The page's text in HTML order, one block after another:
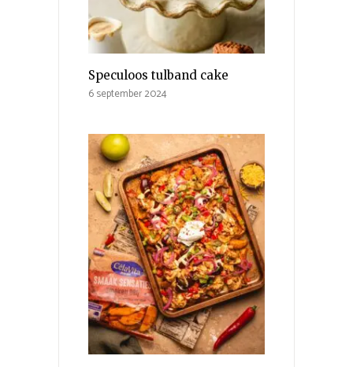
Speculoos tulband cake
6 september 2024